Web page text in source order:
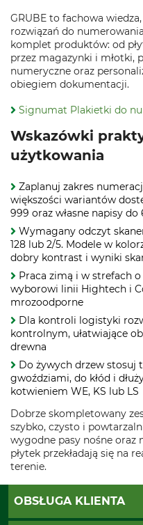
GRUBE to fachowa
rozwiązań do
komplet produktów: od
przez magazynki i młotki,
numeryczne oraz
obiegiem dokumentacji.
Signumat Plakietki do
Wskazówki
użytkowania
Zaplanuj zakres
większości wariantów
999 oraz własne napisy do
Wymagany odczyt
128 lub 2/5. Modele w
dobry kontrast i wyniki
Praca zimą i w strefach
wyborowi linii Hightech i
mrozoodporne
Dla kontroli logistyki
kontrolnym, ułatwiające
drewna
Do żywych drzew stosuj
gwoździami, do kłód i
kotwieniem WE, KS lub LS
Dobrze skompletowany
szybko, czysto i
wygodne pasy nośne oraz
płytek przekładają się na
terenie.
OBSŁUGA KLIENTA